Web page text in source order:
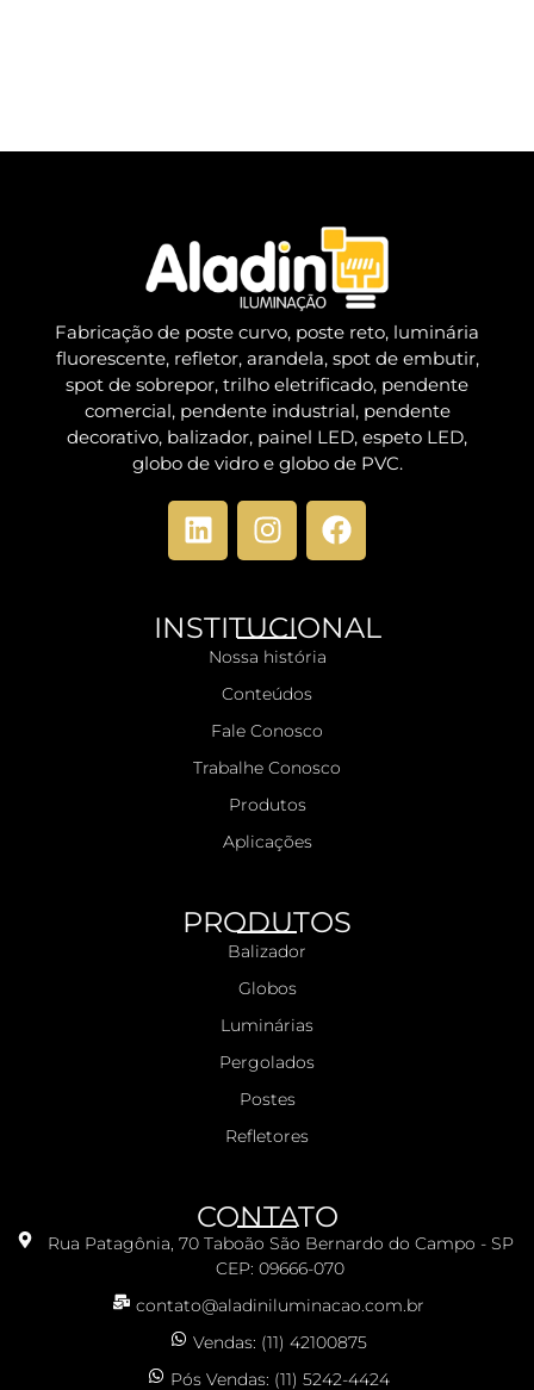
Fabricação de poste curvo, poste reto, luminária
fluorescente, refletor, arandela, spot de embutir,
spot de sobrepor, trilho eletrificado, pendente
comercial, pendente industrial, pendente
decorativo, balizador, painel LED, espeto LED,
globo de vidro e globo de PVC.
INSTITUCIONAL
Nossa história
Conteúdos
Fale Conosco
Trabalhe Conosco
Produtos
Aplicações
PRODUTOS
Balizador
Globos
Luminárias
Pergolados
Postes
Refletores
CONTATO
Rua Patagônia, 70 Taboão São Bernardo do Campo - SP
CEP: 09666-070
contato@aladiniluminacao.com.br
Vendas: (11) 42100875
Pós Vendas: (11) 5242-4424